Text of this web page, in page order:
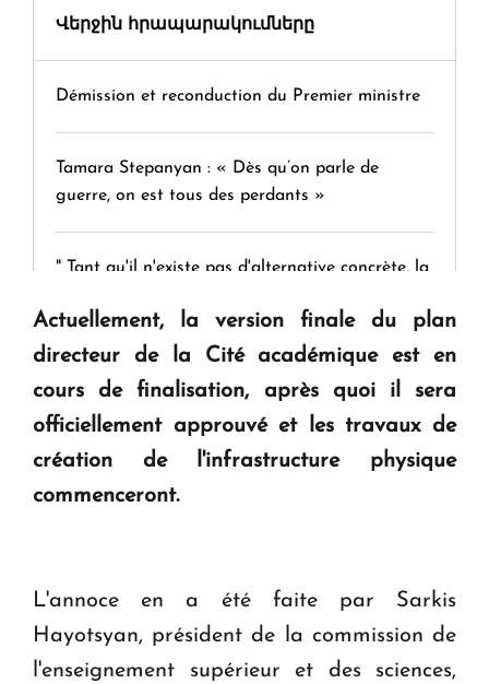
Վերջին հրապարակումները
Démission et reconduction du Premier ministre
Tamara Stepanyan : « Dès qu’on parle de
guerre, on est tous des perdants »
" Tant qu'il n'existe pas d'alternative concrète, la
KASA : 30 ans d'audace, de résilience et d'avenir
en Arménie
Le premier hôtel Hyatt Regency d'Arménie
ouvrira ses portes à Dilijan
Actuellement, la version finale du plan
directeur de la Cité académique est en
cours de finalisation, après quoi il sera
officiellement approuvé et les travaux de
création de l'infrastructure physique
commenceront.
L'annoce en a été faite par Sarkis
Hayotsyan, président de la commission de
l'enseignement supérieur et des sciences,